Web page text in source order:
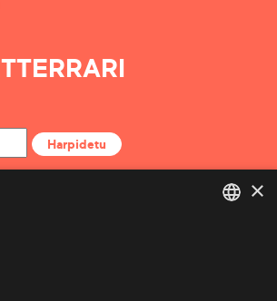
Harpidetu
×